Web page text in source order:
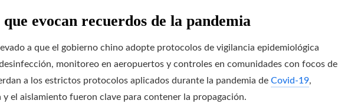
evocan recuerdos de la pandemia
a que el gobierno chino adopte protocolos de vigilancia epidemiológica
monitoreo en aeropuertos y controles en comunidades con focos de
a los estrictos protocolos aplicados durante la pandemia de Covid-19,
el aislamiento fueron clave para contener la propagación.